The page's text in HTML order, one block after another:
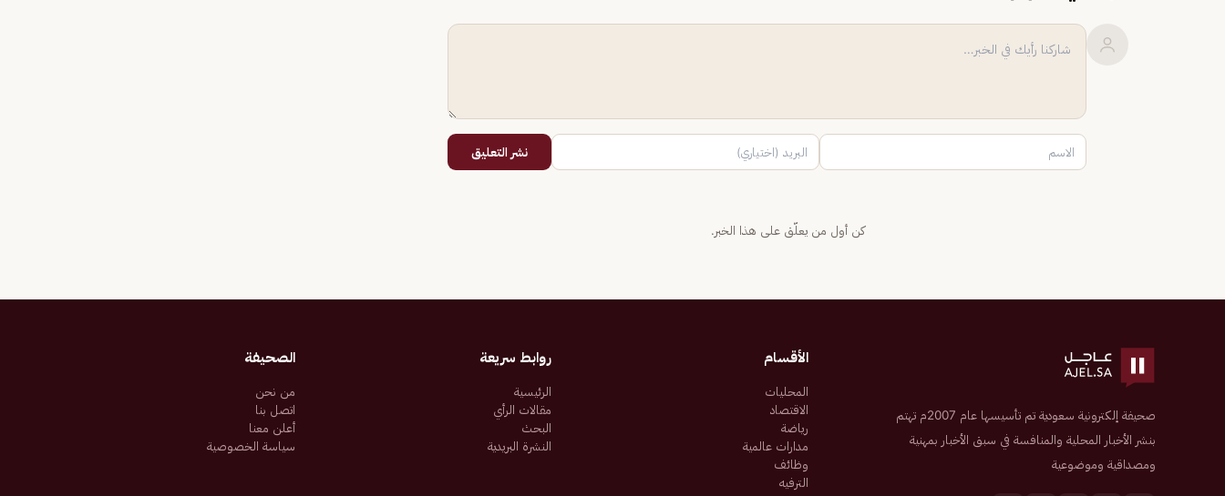
نشر التعليق
كن أول من يعلّق على هذا الخبر.
صحيفة إلكترونية سعودية تم تأسيسها عام 2007م تهتم
بنشر الأخبار المحلية والمنافسة في سبق الأخبار بمهنية
ومصداقية وموضوعية
الأقسام
المحليات
الاقتصاد
رياضة
مدارات عالمية
وظائف
الترفيه
روابط سريعة
الرئيسية
مقالات الرأي
البحث
النشرة البريدية
الصحيفة
من نحن
اتصل بنا
أعلن معنا
سياسة الخصوصية